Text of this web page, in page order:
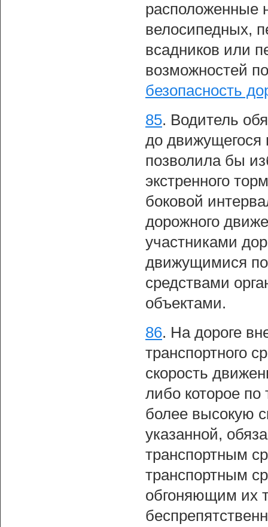
расположенные
велосипедных,
всадников или
возможностей
безопасность
85. Водитель
до движущегося
позволила бы
экстренного
боковой
дорожного
участниками
движущимися по
средствами
объектами.
86. На дороге
транспортного
скорость
либо которое
более высокую
указанной,
транспортным
транспортным
обгоняющим их